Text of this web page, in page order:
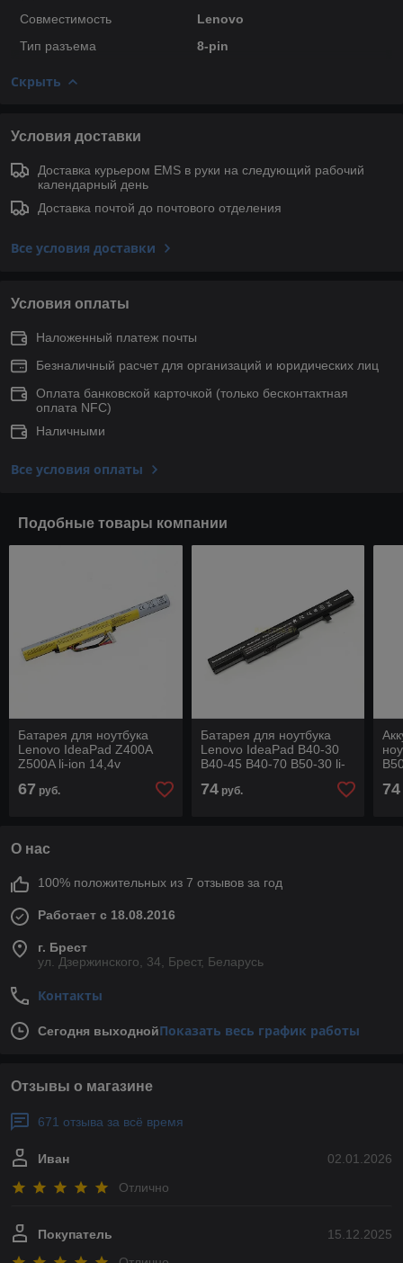
Совместимость
Lenovo
Тип разъема
8-pin
Скрыть
Условия доставки
Доставка курьером EMS в руки на следующий рабочий
календарный день
Доставка почтой до почтового отделения
Все условия доставки
Условия оплаты
Наложенный платеж почты
Безналичный расчет для организаций и юридических лиц
Оплата банковской карточкой (только беcконтактная
оплата NFC)
Наличными
Все условия оплаты
Подобные товары компании
Батарея для ноутбука
Lenovo IdeaPad Z400A
Z500A li-ion 14,4v
67 руб.
Батарея для ноутбука
Lenovo IdeaPad B40-30
B40-45 B40-70 B50-30 li-
черный
74руб. 74
О нас
100% положительных из 7 отзывов за год
Работает с 18.08.2016
г. Брест
ул. Дзержинского, 34, Брест, Беларусь
Контакты
Сегодня выходнойПоказать весь график работы
Отзывы о магазине
671 отзыва за всё время
02.01.2026
Иван
Отлично
15.12.2025
Покупатель